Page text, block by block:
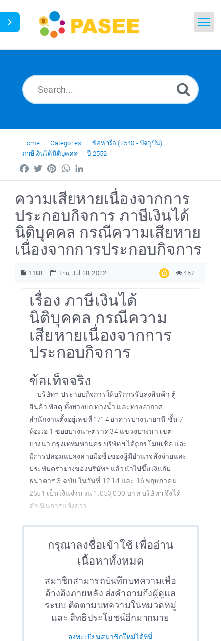
News
Ask a Question
Home Categories
ข้อหารือ (2540 - ปัจจุบัน)
ภาษีเงินได้นิติบุคคล
ปี 2552
FacebookTwitterPinterestWhatsApp
ความเสียหายเนื่องจากการ
ประกอบกิจการ ภาษีเงินได้
นิติบุคคล กรณีความเสียหาย
เนื่องจากการประกอบกิจการ
1188 Thu, Jul 28, 2022 457
เรื่อง ภาษีเงินได้
นิติบุคคล กรณีความ
เสียหายเนื่องจากการ
ประกอบกิจการ
ข้อเท็จจริง
บริษัทฯ ประกอบกิจการให้บริการรับส่งสินค้า ตู้
สินค้า พัสดุ ทั้งทางบก ทางน้ำ และทางอากาศ
สำนักงานตั้งอยู่เลขที่ 1/14 อาคารบางนาธานี ชั้น 7
ห้องเอ 1 ซอยบางนา-ตราด 34 แขวงบางนา เขต
บางนา กรุงเทพมหานคร บริษัทฯ ได้ถูกขโมยเช็ค และ
มีการปลอมแปลงลายมือชื่อของผู้มีอำนาจสั่งจ่ายและ
ประทับตรายางของบริษัทฯ แล้วนำไปขึ้นเงินกับ
ธนาคาร 3 ฉบับ ในวันที่ 12 14 และ 16 พฤษภาคม
2551 เป็นเงินจำนวน 1,053,000 บาท บริษัทฯ จึงได้
ดำเนินการแจ้งควา...
กรุณาลงชื่อเข้าใช้ เพื่ออ่าน
เนื้อหาทั้งหมด
สมาชิกสามารถบันทึกบทความเพื่อ
อ้างอิงภายหลัง ส่งคำถามถึงผู้ดูแล
ระบบ ติดตามบทความในหมวดหมู่
และ สิทธิประโยชน์อีกมากมาย
ลงทะเบียนสมาชิกใหม่ได้ที่นี่